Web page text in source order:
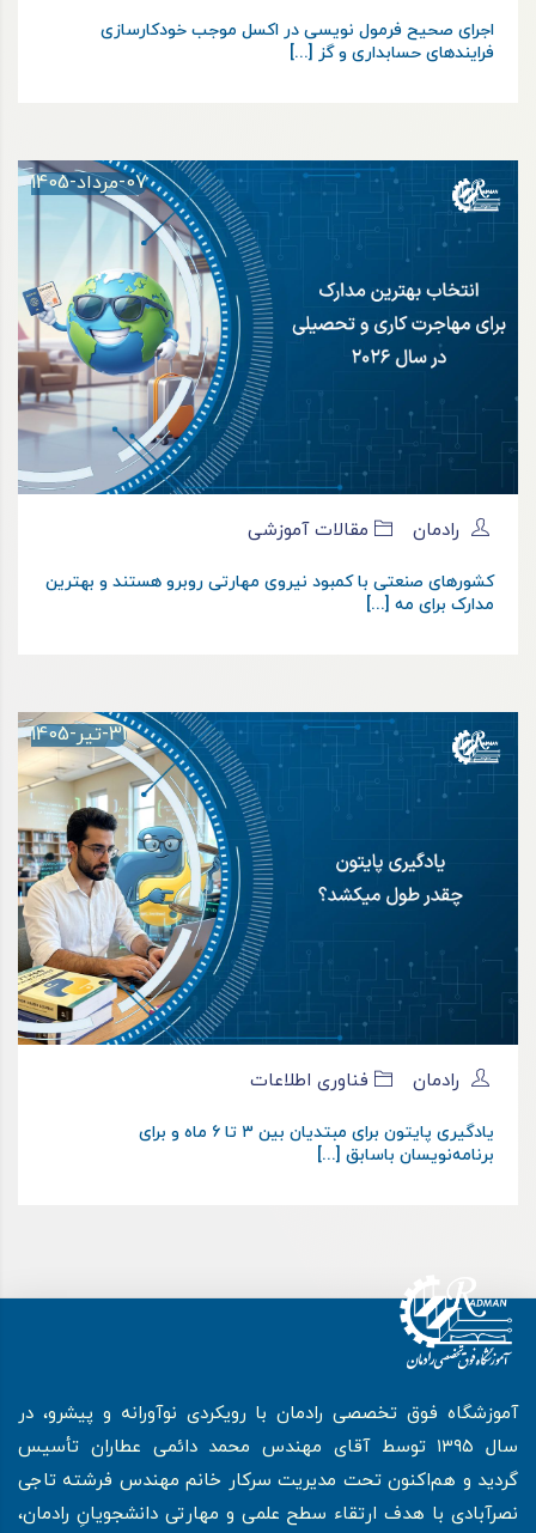
اجرای صحیح فرمول نویسی در اکسل موجب خودکارسازی
فرایندهای حسابداری و گز [...]
07-مرداد-1405
رادمان مقالات آموزشی
کشورهای صنعتی با کمبود نیروی مهارتی روبرو هستند و بهترین
مدارک برای مه [...]
31-تیر-1405
رادمان فناوری اطلاعات
یادگیری پایتون برای مبتدیان بین ۳ تا ۶ ماه و برای
برنامه‌نویسان باسابق [...]
آموزشگاه فوق تخصصی رادمان با رویکردی نوآورانه و پیشرو، در
سال ۱۳۹۵ توسط آقای مهندس محمد دائمی عطاران تأسیس
گردید و هم‌اکنون تحت مدیریت سرکار خانم مهندس فرشته تاجی
نصرآبادی با هدف ارتقاء سطح علمی و مهارتی دانشجویانِ رادمان،